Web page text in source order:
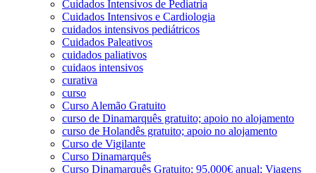
Cuidados Intensivos de Pediatria
Cuidados Intensivos e Cardiologia
cuidados intensivos pediátricos
Cuidados Paleativos
cuidados paliativos
cuidaos intensivos
curativa
curso
Curso Alemão Gratuito
curso de Dinamarquês gratuito; apoio no alojamento
curso de Holandês gratuito; apoio no alojamento
Curso de Vigilante
Curso Dinamarquês
Curso Dinamarquês Gratuito; 95.000€ anual; Viagens